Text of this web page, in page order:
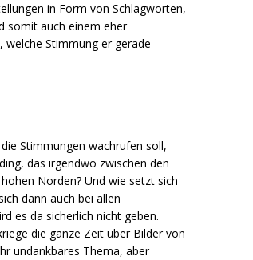
in Form von Schlagworten,
somit auch einem eher
Stimmung er gerade
Stimmungen wachrufen soll,
das irgendwo zwischen den
Norden? Und wie setzt sich
dann auch bei allen
es da sicherlich nicht geben.
die ganze Zeit über Bilder von
undankbares Thema, aber